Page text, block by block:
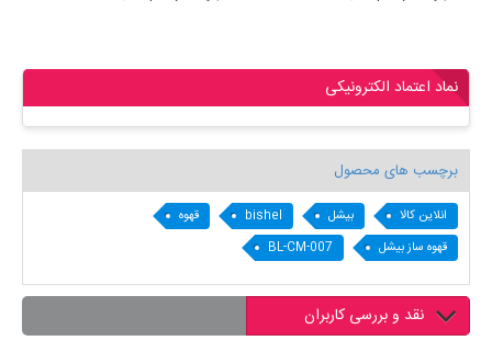
نماد اعتماد الکترونیکی
برچسب های محصول
انلاین کالا بیشل bishel
قهوه
قهوه ساز بیشل
BL-CM-007
نقد و بررسی کاربران